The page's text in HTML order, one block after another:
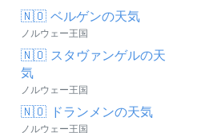
🇳🇴 ベルゲンの天気
ノルウェー王国
🇳🇴 スタヴァンゲルの天
気
ノルウェー王国
🇳🇴 ドランメンの天気
ノルウェー王国